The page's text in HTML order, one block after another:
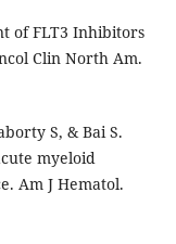
of FLT3 Inhibitors
Clin North Am.
S, & Bai S.
myeloid
Am J Hematol.